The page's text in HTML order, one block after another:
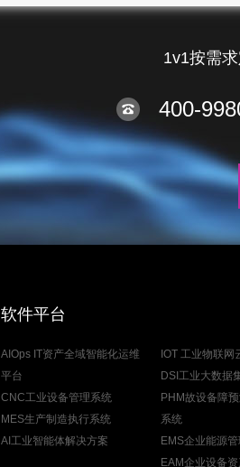
1v1按需
400-
软件平台
IOT 工业物联网
AIOps IT资产全域智能化运维
平台
DSI工业大数据
CNC工业设备管理系统
PHM故设备障
系统
MES生产制造执行系统
EMS企业能源
AI工业智能体解决方案
EAM企业设备